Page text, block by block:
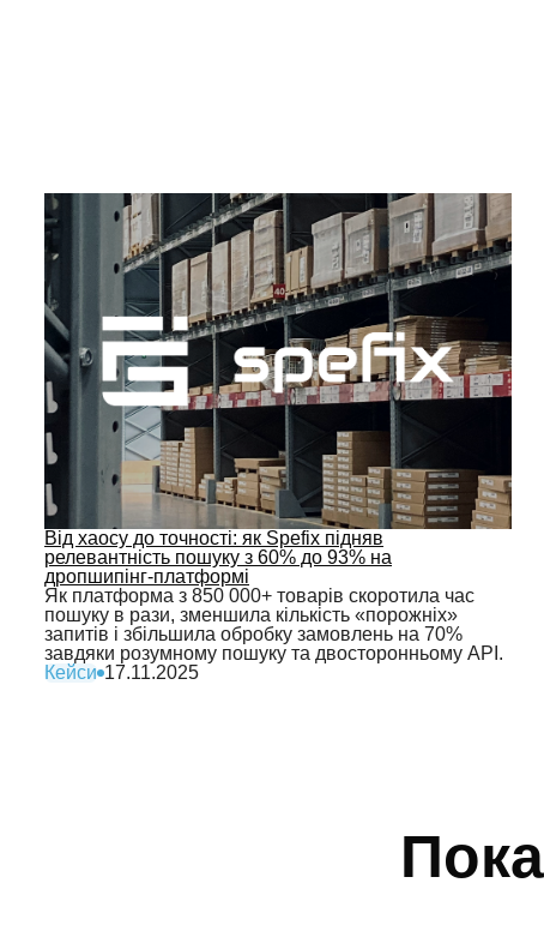
Від хаосу до точності: як Spefix підняв
релевантність пошуку з 60% до 93% на
дропшипінг‑платформі
Як платформа з 850 000+ товарів скоротила час
пошуку в рази, зменшила кількість «порожніх»
запитів і збільшила обробку замовлень на 70%
завдяки розумному пошуку та двосторонньому API.
Кейси 17.11.2025